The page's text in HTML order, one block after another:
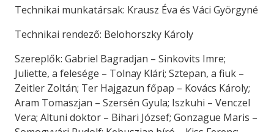
Technikai munkatársak: Krausz Éva és Váci Györgyné
Technikai rendező: Belohorszky Károly
Szereplők: Gabriel Bagradjan – Sinkovits Imre;
Juliette, a felesége – Tolnay Klári; Sztepan, a fiuk –
Zeitler Zoltán; Ter Hajgazun főpap – Kovács Károly;
Aram Tomaszjan – Szersén Gyula; Iszkuhi – Venczel
Vera; Altuni doktor – Bihari József; Gonzague Maris –